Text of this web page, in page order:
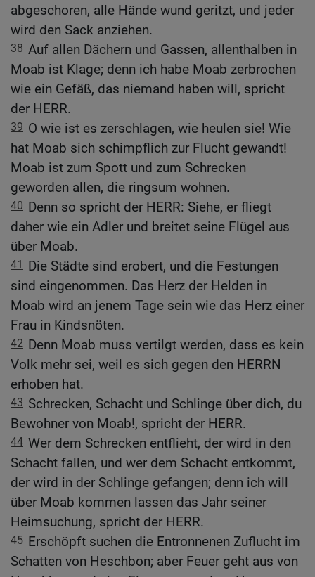
abgeschoren, alle Hände wund geritzt, und jeder
wird den Sack anziehen.
38 Auf allen Dächern und Gassen, allenthalben in
Moab ist Klage; denn ich habe Moab zerbrochen
wie ein Gefäß, das niemand haben will, spricht
der HERR.
39 O wie ist es zerschlagen, wie heulen sie! Wie
hat Moab sich schimpflich zur Flucht gewandt!
Moab ist zum Spott und zum Schrecken
geworden allen, die ringsum wohnen.
40 Denn so spricht der HERR: Siehe, er fliegt
daher wie ein Adler und breitet seine Flügel aus
über Moab.
41
Die Städte sind erobert, und die Festungen
sind eingenommen. Das Herz der Helden in
Moab wird an jenem Tage sein wie das Herz einer
Frau in Kindsnöten.
42 Denn Moab muss vertilgt werden, dass es kein
Volk mehr sei, weil es sich gegen den HERRN
erhoben hat.
43 Schrecken, Schacht und Schlinge über dich, du
Bewohner von Moab!, spricht der HERR.
44 Wer dem Schrecken entflieht, der wird in den
Schacht fallen, und wer dem Schacht entkommt,
der wird in der Schlinge gefangen; denn ich will
über Moab kommen lassen das Jahr seiner
Heimsuchung, spricht der HERR.
45 Erschöpft suchen die Entronnenen Zuflucht im
Schatten von Heschbon; aber Feuer geht aus von